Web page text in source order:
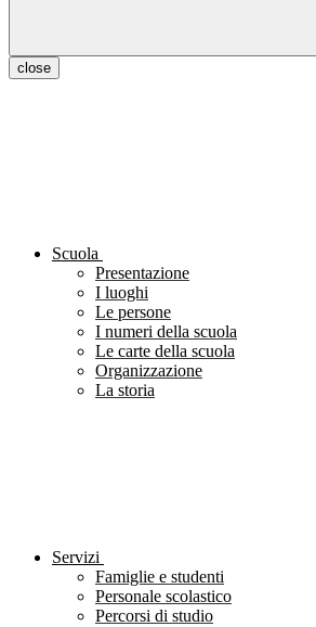
close
Scuola
Presentazione
I luoghi
Le persone
I numeri della scuola
Le carte della scuola
Organizzazione
La storia
Servizi
Famiglie e studenti
Personale scolastico
Percorsi di studio